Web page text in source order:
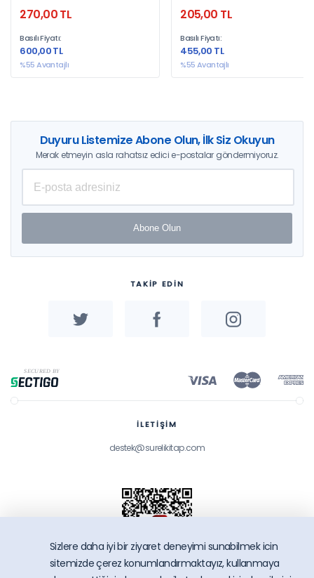
270,00 TL
Basılı Fiyatı:
600,00 TL
%55 Avantajlı
205,00 TL
Basılı Fiyatı:
455,00 TL
%55 Avantajlı
Duyuru Listemize Abone Olun, İlk Siz Okuyun
Merak etmeyin asla rahatsız edici e-postalar göndermiyoruz.
Abone Olun
TAKİP EDİN
İLETİŞİM
destek@surelikitap.com
Sizlere daha iyi bir ziyaret deneyimi sunabilmek icin
sitemizde çerez konumlandırmaktayız, kullanmaya